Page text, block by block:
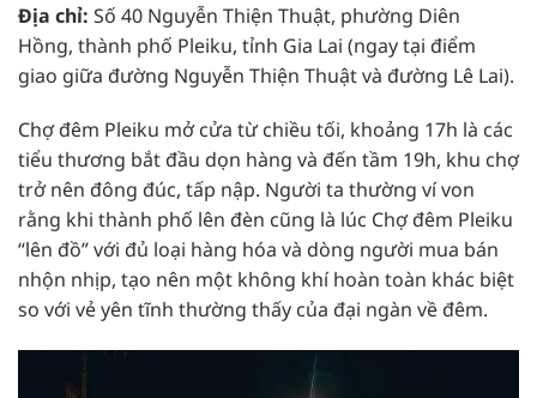
Địa chỉ: Số 40 Nguyễn Thiện Thuật, phường Diên
Hồng, thành phố Pleiku, tỉnh Gia Lai (ngay tại điểm
giao giữa đường Nguyễn Thiện Thuật và đường Lê Lai).
Chợ đêm Pleiku mở cửa từ chiều tối, khoảng 17h là các
tiểu thương bắt đầu dọn hàng và đến tầm 19h, khu chợ
trở nên đông đúc, tấp nập. Người ta thường ví von
rằng khi thành phố lên đèn cũng là lúc Chợ đêm Pleiku
“lên đồ” với đủ loại hàng hóa và dòng người mua bán
nhộn nhịp, tạo nên một không khí hoàn toàn khác biệt
so với vẻ yên tĩnh thường thấy của đại ngàn về đêm.